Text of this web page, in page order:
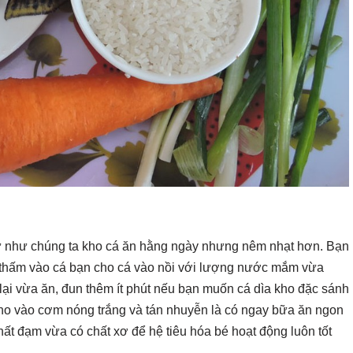
chúng ta kho cá ăn hằng ngày nhưng nêm nhạt hơn. Bạn
vào cá bạn cho cá vào nồi với lượng nước mắm vừa
vừa ăn, đun thêm ít phút nếu bạn muốn cá dìa kho đặc sánh
vào cơm nóng trắng và tán nhuyễn là có ngay bữa ăn ngon
đạm vừa có chất xơ để hệ tiêu hóa bé hoạt động luôn tốt